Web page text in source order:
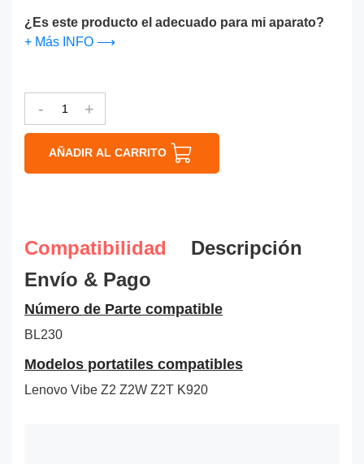
¿Es este producto el adecuado para mi aparato?
+ Más INFO ⟶
- +
AÑADIR AL CARRITO
Compatibilidad
Descripción
Envío & Pago
Número de Parte compatible
BL230
Modelos portatiles compatibles
Lenovo Vibe Z2 Z2W Z2T K920